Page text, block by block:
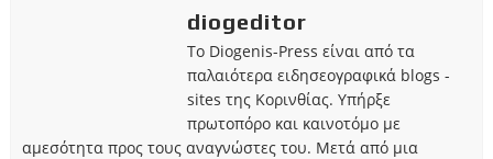
diogeditor
Το Diogenis-Press είναι από τα
παλαιότερα ειδησεογραφικά blogs -
sites της Κορινθίας. Υπήρξε
πρωτοπόρο και καινοτόμο με
αμεσότητα προς τους αναγνώστες του. Μετά από μια